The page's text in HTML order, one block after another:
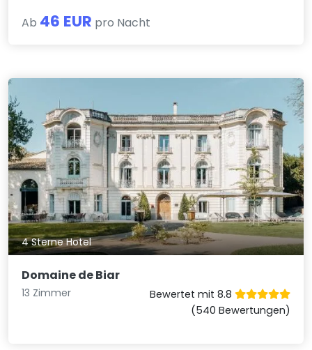
Ab 46 EUR pro Nacht
4 Sterne Hotel
Domaine de Biar
13 Zimmer
Bewertet mit 8.8
(540 Bewertungen)